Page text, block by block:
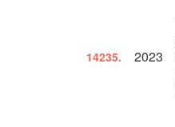
14235. 2023